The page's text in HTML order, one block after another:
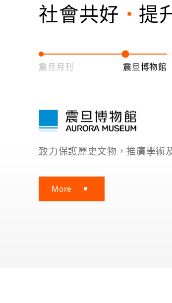
社會共好 提
震旦月刊 震旦博物館
提供社福機構資源，培育人才
More